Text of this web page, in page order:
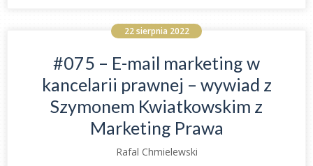
22 sierpnia 2022
#075 – E-mail marketing w
kancelarii prawnej – wywiad z
Szymonem Kwiatkowskim z
Marketing Prawa
Rafal Chmielewski